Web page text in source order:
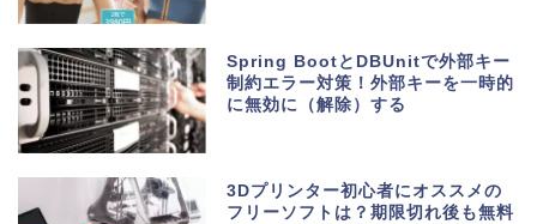
Spring BootとDBUnitで外部キー
制約エラー対策！外部キーを一時的
に無効に（解除）する
3Dプリンター初心者にオススメの
フリーソフトは？期限切れ後も無料